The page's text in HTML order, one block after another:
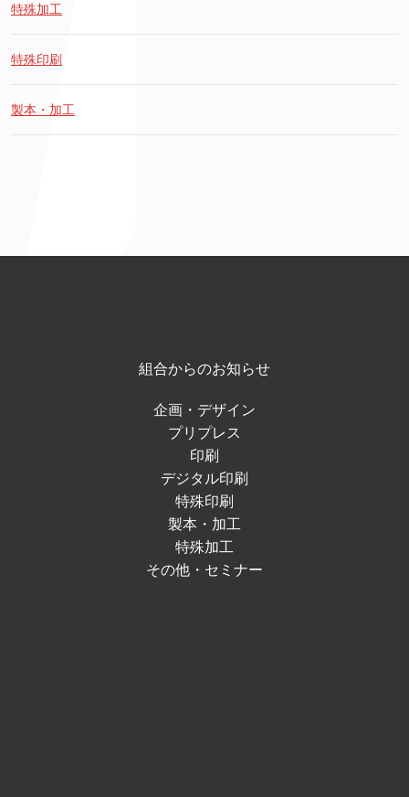
特殊加工
特殊印刷
製本・加工
組合からのお知らせ
企画・デザイン
プリプレス
印刷
デジタル印刷
特殊印刷
製本・加工
特殊加工
その他・セミナー